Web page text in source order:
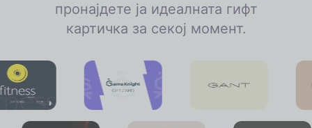
пронајдете ја идеалната гифт
картичка за секој момент.